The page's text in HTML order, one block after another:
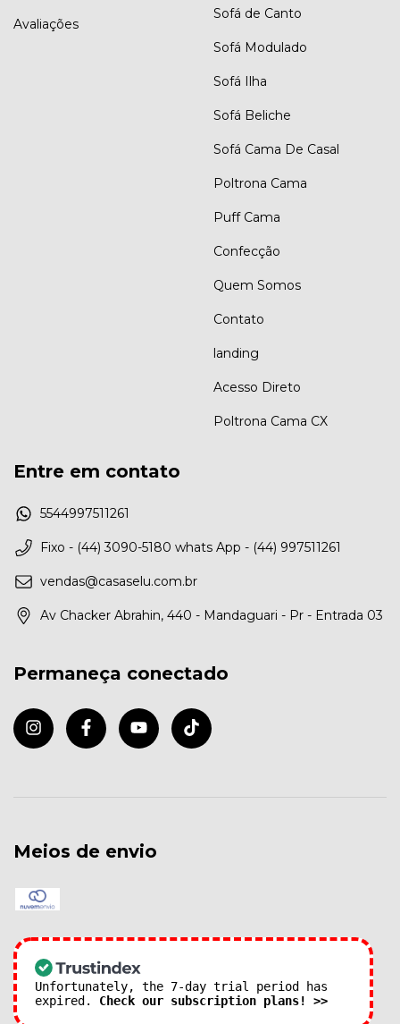
Avaliações
Sofá de Canto
Sofá Modulado
Sofá Ilha
Sofá Beliche
Sofá Cama De Casal
Poltrona Cama
Puff Cama
Confecção
Quem Somos
Contato
landing
Acesso Direto
Poltrona Cama CX
Entre em contato
5544997511261
Fixo - (44) 3090-5180 whats App - (44) 997511261
vendas@casaselu.com.br
Av Chacker Abrahin, 440 - Mandaguari - Pr - Entrada 03
Permaneça conectado
Meios de envio
Unfortunately, the 7-day trial period has
expired. Check our subscription plans! >>